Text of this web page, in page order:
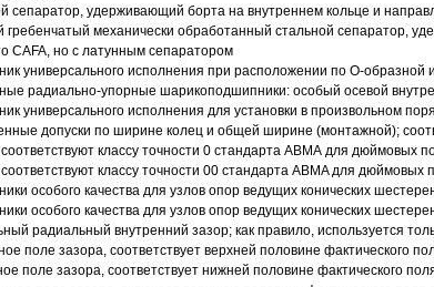
сепаратор, удерживающий борта на внутреннем кольце и
гребенчатый механически обработанный стальной сепаратор,
CAFA, но с латунным сепаратором
универсального исполнения при расположении по О-
радиально-упорные шарикоподшипники: особый осевой
универсального исполнения для установки в произвольном
допуски по ширине колец и общей ширине (монтажной);
классу точности 0 стандарта АВМА для дюймовых
классу точности 00 стандарта ABMA для дюймовых
особого качества для узлов опор ведущих конических
особого качества для узлов опор ведущих конических
радиальный внутренний зазор; как правило, используется
поле зазора, соответствует верхней половине фактического
поле зазора, соответствует нижней половине фактического